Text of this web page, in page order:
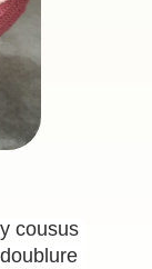
cousus